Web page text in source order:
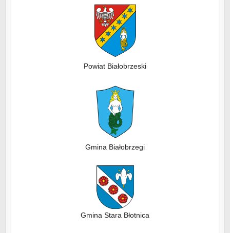
Powiat Białobrzeski
Gmina Białobrzegi
Gmina Stara Błotnica